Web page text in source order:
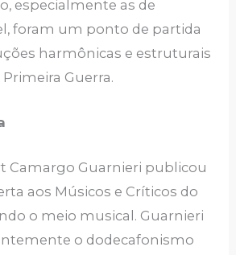
especialmente as de
foram um ponto de partida
harmônicas e estruturais
Guerra.
Camargo Guarnieri publicou
aos Músicos e Críticos do
o meio musical. Guarnieri
o dodecafonismo